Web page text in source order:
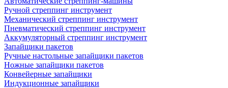
Ручной стреппинг инструмент
Механический стреппинг инструмент
Пневматический стреппинг инструмент
Аккумуляторный стреппинг инструмент
Запайщики пакетов
Ручные настольные запайщики пакетов
Ножные запайщики пакетов
Конвейерные запайщики
Индукционные запайщики